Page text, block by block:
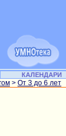
КАЛЕНДАРИ
> От 3 до 6 лет